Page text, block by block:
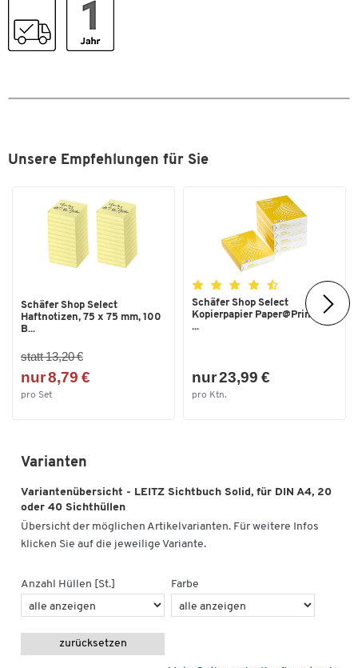
Format (DIN)
Unsere Empfehlungen für Sie
Schäfer Shop Select
Haftnotizen, 75 x 75 mm, 100
B...
statt 13,20 €
nur 8,79 €
pro Set
Schäfer Shop Select
Kopierpapier Paper@Print, DIN
...
nur 23,99 €
pro Ktn.
Varianten
Variantenübersicht - LEITZ Sichtbuch Solid, für DIN A4, 20
oder 40 Sichthüllen
Übersicht der möglichen Artikelvarianten. Für weitere Infos
klicken Sie auf die jeweilige Variante.
Anzahl Hüllen [St.] Farbe
zurücksetzen